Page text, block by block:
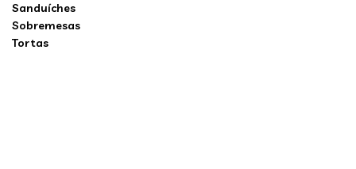
Sanduíches
Sobremesas
Tortas